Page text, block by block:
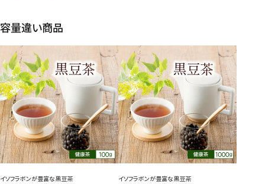
容量違い商品
イソフラボンが豊富な黒豆茶 イソフラボンが豊富な黒豆茶